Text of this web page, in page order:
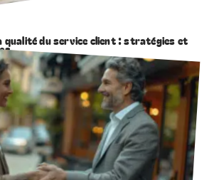
qualité du service client : stratégies et